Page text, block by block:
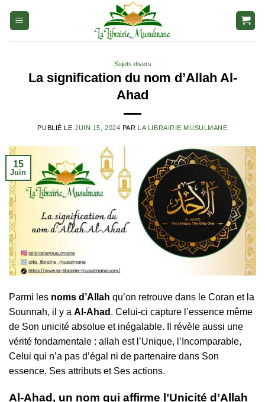
Sujets divers
La signification du nom d’Allah Al-
Ahad
PUBLIÉ LEJUIN 15, 2024 PAR LA LIBRAIRIE MUSULMANE
15
Juin
Parmi les noms d’Allah qu’on retrouve dans le Coran et la
Sounnah, il y a Al-Ahad . Celui-ci capture l’essence même
de Son unicité absolue et inégalable. Il révèle aussi une
vérité fondamentale : allah est l’Unique, l’Incomparable,
Celui qui n’a pas d’égal ni de partenaire dans Son
essence, Ses attributs et Ses actions.
Al-Ahad, un nom qui affirme l’Unicité d’Allah